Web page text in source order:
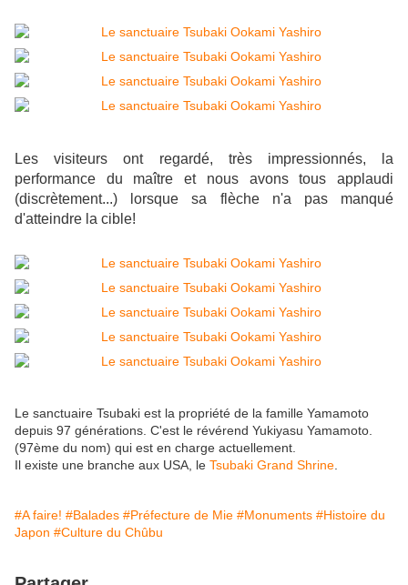
Les visiteurs ont regardé, très impressionnés, la
performance du maître et nous avons tous applaudi
(discrètement...) lorsque sa flèche n'a pas manqué
d'atteindre la cible!
Le sanctuaire Tsubaki est la propriété de la famille Yamamoto
depuis 97 générations. C'est le révérend Yukiyasu Yamamoto.
(97ème du nom) qui est en charge actuellement.
Il existe une branche aux USA, le Tsubaki Grand Shrine
#A faire! #Balades #Préfecture de Mie #Monuments #Histoire du
Japon #Culture du Chûbu